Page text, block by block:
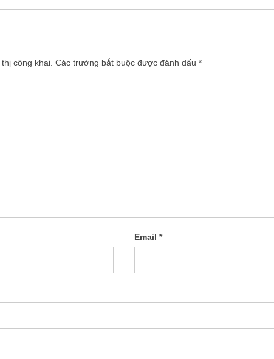
công khai. Các trường bắt buộc được đánh dấu *
Email *